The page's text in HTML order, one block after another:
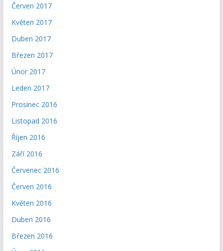
Červen 2017
Květen 2017
Duben 2017
Březen 2017
Únor 2017
Leden 2017
Prosinec 2016
Listopad 2016
Říjen 2016
Září 2016
Červenec 2016
Červen 2016
Květen 2016
Duben 2016
Březen 2016